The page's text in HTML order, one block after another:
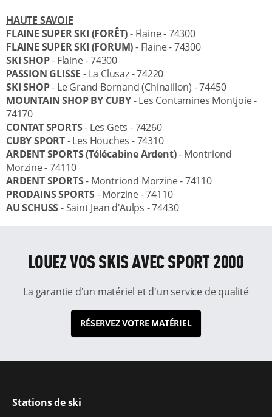
HAUTE SAVOIE
FLAINE SUPER SKI (FORÊT)- Flaine - 74300
FLAINE SUPER SKI (FORUM)- Flaine - 74300
SKI SHOP- Flaine - 74300
PASSION GLISSE - La Clusaz - 74220
SKI SHOP- Le Grand Bornand (Chinaillon) - 74450
MOUNTAIN SHOP BY CUBY- Les Contamines Montjoie -
74170
CONTAT SPORTS- Les Gets - 74260
CUBY SPORT- Les Houches - 74310
ARDENT SPORTS (Télécabine Ardent)- Montriond
Morzine - 74110
ARDENT SPORTS- Montriond Morzine - 74110
PRODAINS SPORTS- Morzine - 74110
AU SCHUSS- Saint Jean d'Aulps - 74430
LOUEZ VOS SKIS AVEC SPORT 2000
La garantie d'un matériel et d'un service de qualité
RÉSERVEZ VOTRE MATÉRIEL
Stations de ski